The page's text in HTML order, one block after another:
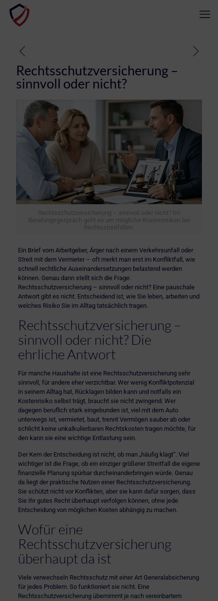
Rechtsschutzversicherung –
sinnvoll oder nicht?
Rechtsschutzversicherung – sinnvoll oder nicht? Im
Beratungsgespräch geht es um mögliche Kostenrisiken bei
Rechtsstreitfällen.
Ein Brief vom Arbeitgeber, Ärger nach einem Verkehrsunfall oder
Streit mit dem Vermieter – oft merkt man erst im Konfliktfall, wie
schnell rechtliche Auseinandersetzungen belastend werden
können. Genau dann stellt sich die Frage:
Rechtsschutzversicherung – sinnvoll oder nicht? Eine pauschale
Antwort gibt es nicht. Entscheidend ist, wie Sie leben, arbeiten und
welches Risiko Sie im Alltag tatsächlich tragen.
Rechtsschutzversicherung –
sinnvoll oder nicht? Die
ehrliche Antwort
Für manche Haushalte ist eine Rechtsschutzversicherungsehr
sinnvoll, für andere eher verzichtbar. Wer wenig Konfliktpotenzial
in seinem Alltag hat, Rücklagen bilden kann und notfalls ein
Kostenrisiko selbst trägt, braucht sie nicht zwingend. Wer
dagegen beruflich stark eingebunden ist, viel mit dem Auto
unterwegs ist, vermietet, baut, trennt Vermögen sauber ab oder
schlicht keine unkalkulierbaren Rechtskosten tragen möchte, für
den kann sie eine wichtige Entlastung sein.
Der Kern der Entscheidung ist nicht, ob man „häufig klagt“. Viel
wichtiger ist die Frage, ob ein einziger größerer Streitfall die eigene
finanzielle Planung spürbar durcheinanderbringen würde. Genau
da liegt der praktische Nutzen einer Rechtsschutzversicherung.
Sie schützt nicht vor Konflikten, aber sie kann dafür sorgen, dass
Sie Ihr gutes Recht überhaupt verfolgen können, ohne jede
Entscheidung von möglichen Kosten abhängig zu machen.
Wofür eine
Rechtsschutzversicherung
überhaupt da ist
Viele verwechseln Rechtsschutz mit einer Art Generalabsicherung
für jedes Problem. So funktioniert sie nicht. Eine
Rechtsschutzversicherung übernimmt je nach vereinbartem